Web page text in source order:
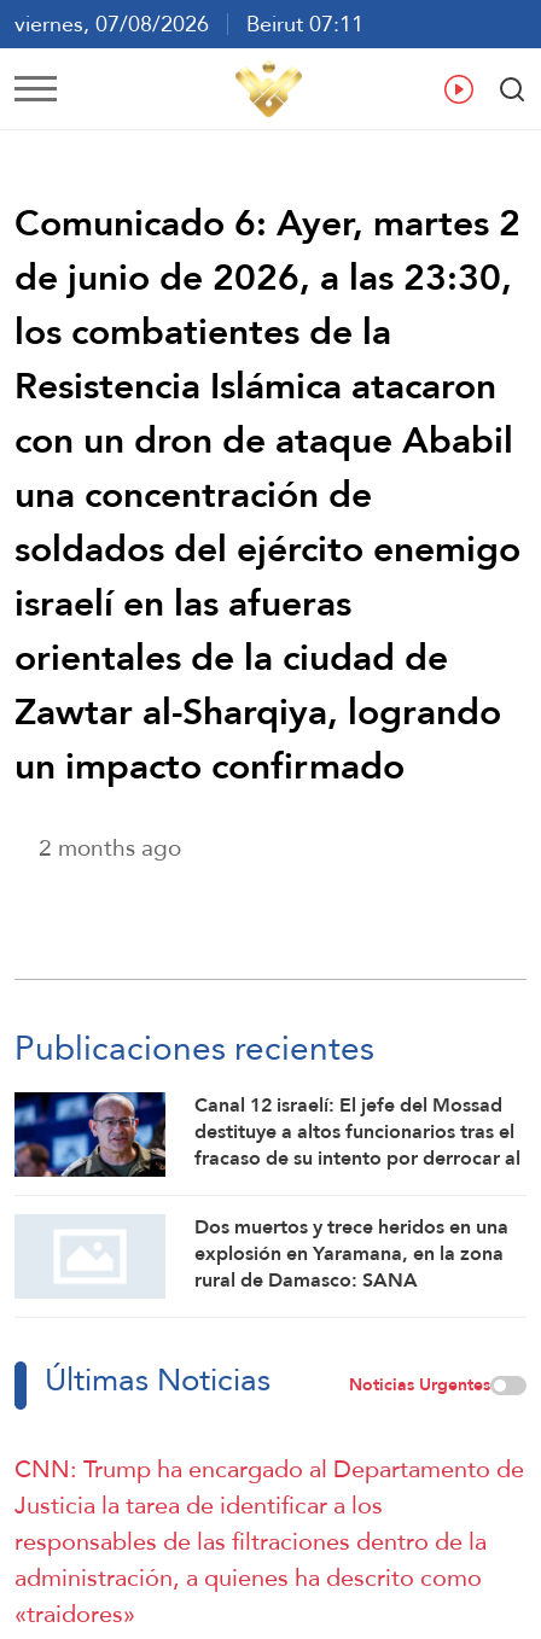
viernes, 07/08/2026
Beirut 07:11
ع En
Comunicado 6: Ayer, martes 2
de junio de 2026, a las 23:30,
los combatientes de la
Resistencia Islámica atacaron
con un dron de ataque Ababil
una concentración de
soldados del ejército enemigo
israelí en las afueras
orientales de la ciudad de
Zawtar al-Sharqiya, logrando
un impacto confirmado
2 months ago
Publicaciones recientes
Canal 12 israelí: El jefe del Mossad
destituye a altos funcionarios tras el
fracaso de su intento por derrocar al
Dos muertos y trece heridos en una
explosión en Yaramana, en la zona
rural de Damasco: SANA
Últimas Noticias Noticias Urgentes
CNN: Trump ha encargado al Departamento de
Justicia la tarea de identificar a los
responsables de las filtraciones dentro de la
administración, a quienes ha descrito como
«traidores»